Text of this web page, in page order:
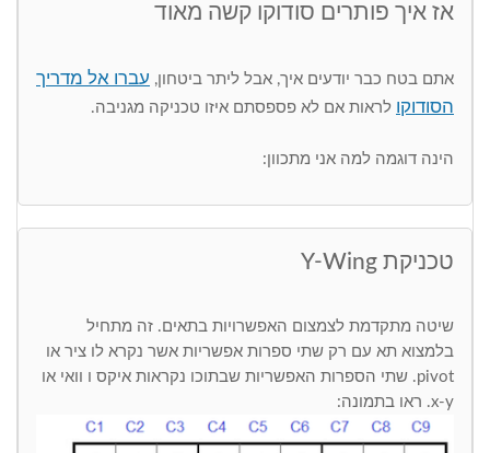
אז איך פותרים סודוקו קשה מאוד
אתם בטח כבר יודעים איך, אבל ליתר ביטחון, עברו אל מדריך
הסודוקו לראות אם לא פספסתם איזו טכניקה מגניבה.
הינה דוגמה למה אני מתכוון:
טכניקת Y-Wing
שיטה מתקדמת לצמצום האפשרויות בתאים. זה מתחיל
בלמצוא תא עם רק שתי ספרות אפשריות אשר נקרא לו ציר או
pivot. שתי הספרות האפשריות שבתוכו נקראות איקס ו וואי או
x-y. ראו בתמונה: